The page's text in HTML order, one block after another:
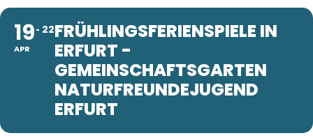
19
APR
22FRÜHLINGSFERIENSPIELE IN
ERFURT -
GEMEINSCHAFTSGARTEN
NATURFREUNDEJUGEND
ERFURT